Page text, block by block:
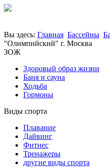
Вы здесь: Главная Бассейны
"Олимпийский" г. Москва
ЗОЖ
Здоровый образ жизни
Баня и сауна
Ходьба
Гормоны
Виды спорта
Плавание
Дайвинг
Фитнес
Тренажеры
другие виды спорта